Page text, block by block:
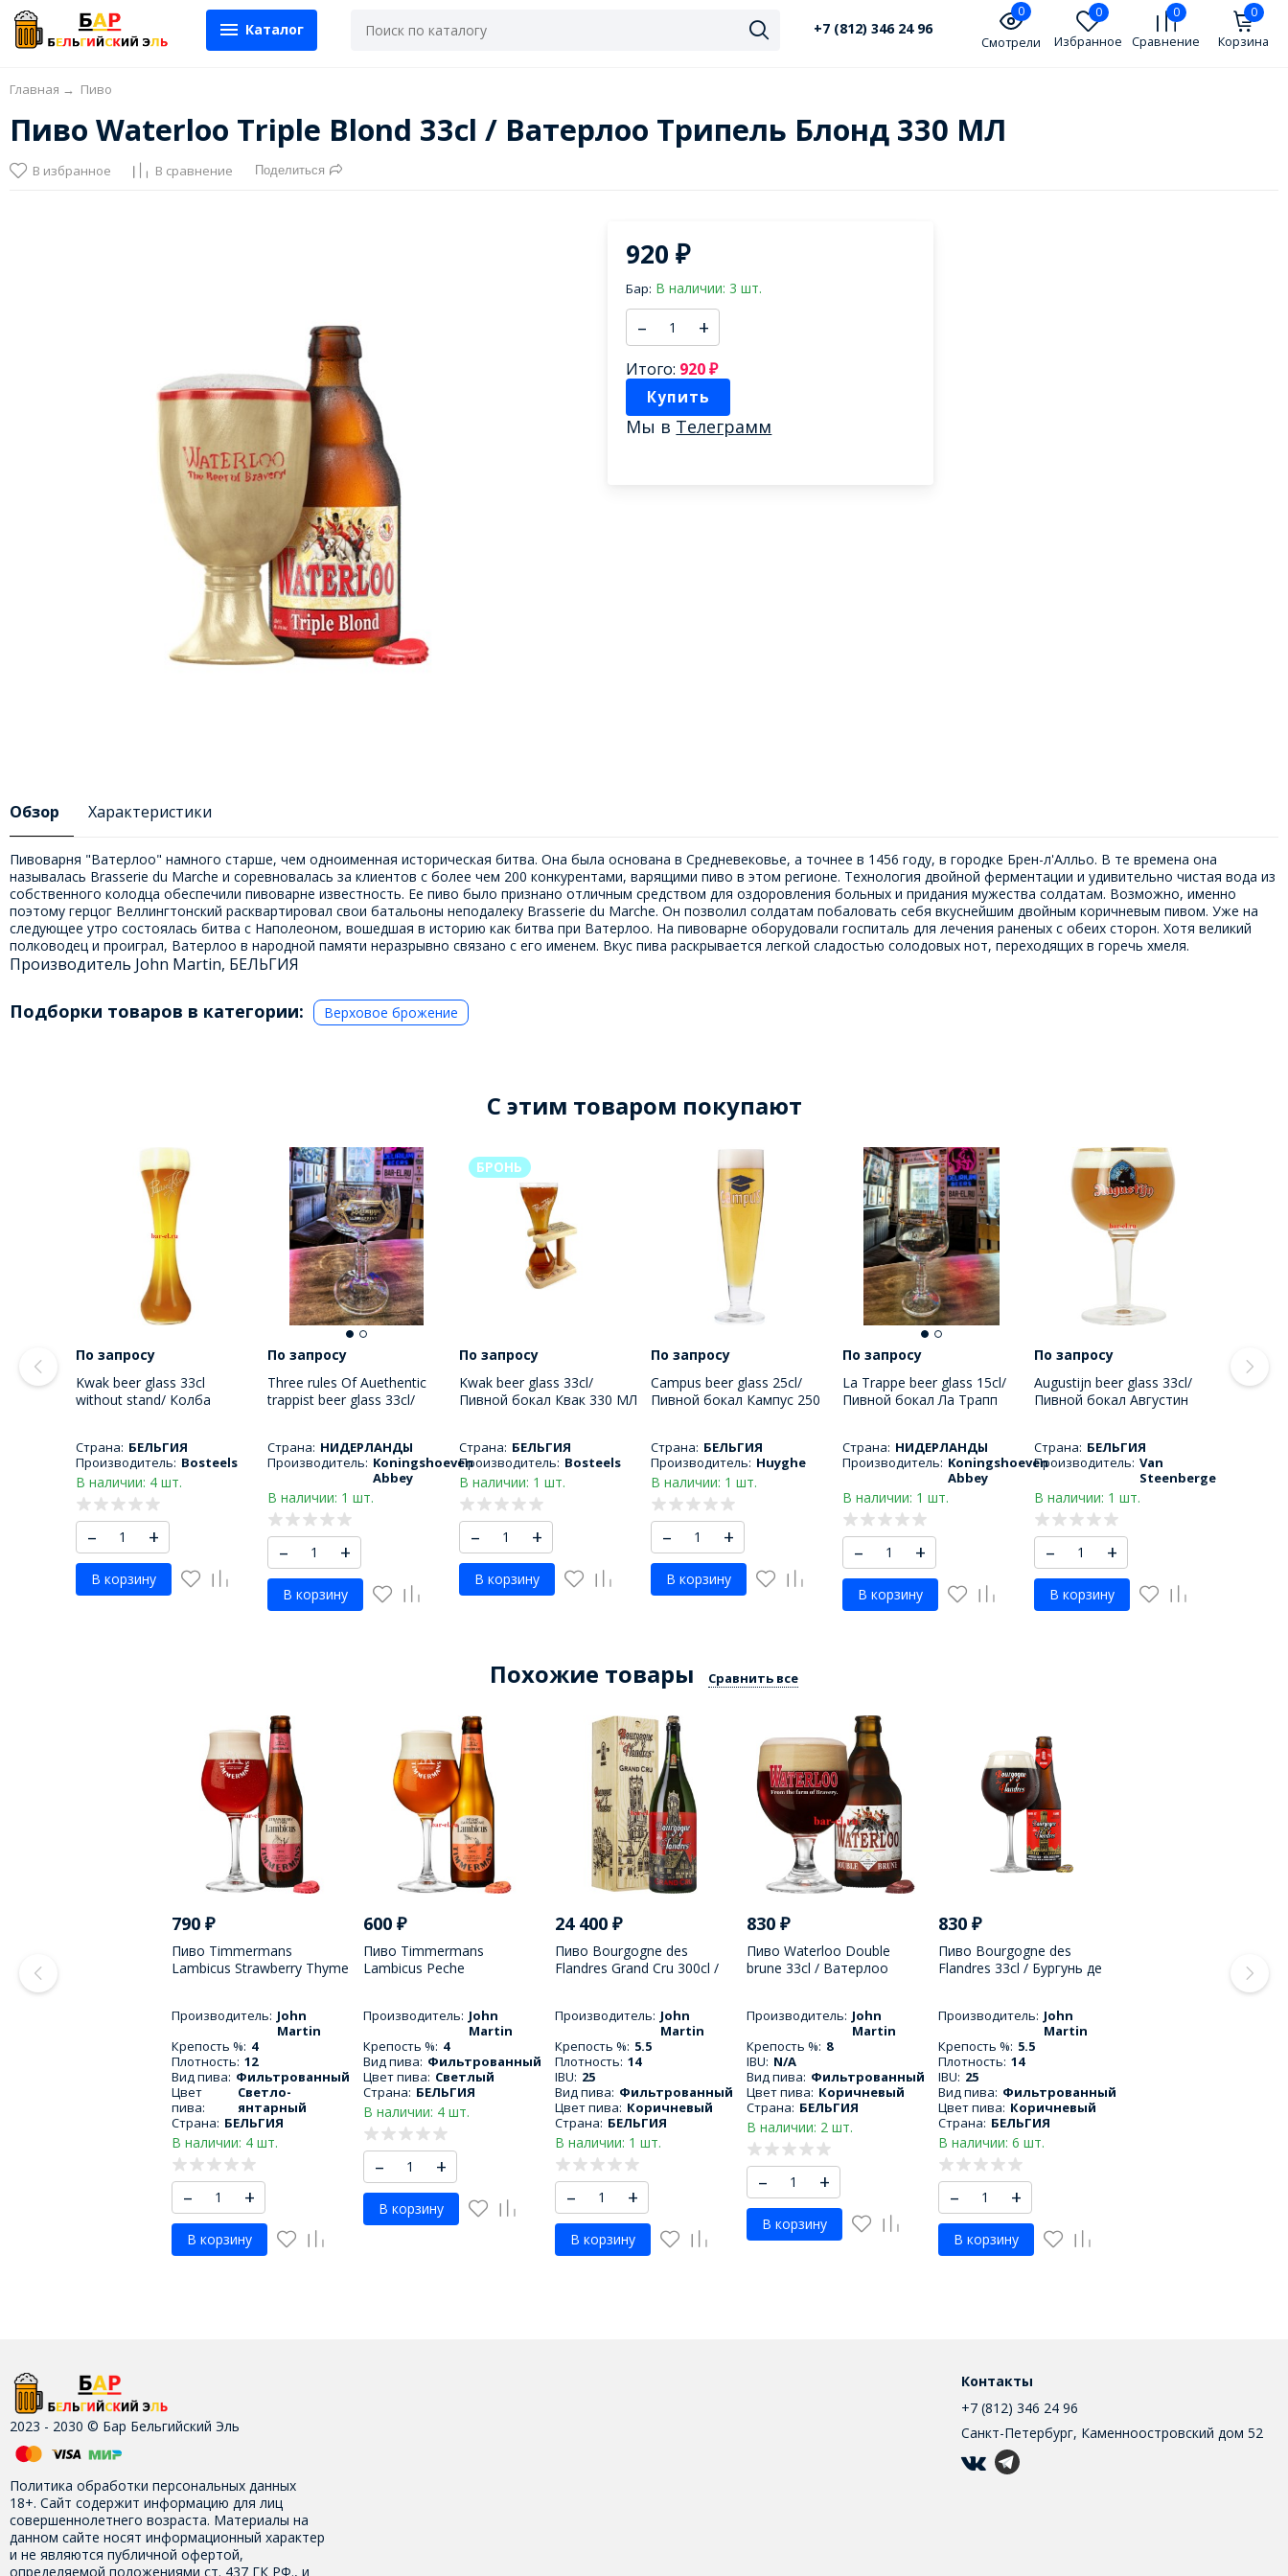
Каталог +7 (812) 346 24 96
0
Смотрели
0
Избранное
0
Сравнение
0
Корзина
Главная → Пиво
Пиво Waterloo Triple Blond 33cl / Ватерлоо Трипель Блонд 330 МЛ
В избранное В сравнение Поделиться
920₽
Бар: В наличии: 3 шт.
– +
Итого: 920₽
Купить
Мы в Телеграмм
Обзор Характеристики
Пивоварня "Ватерлоо" намного старше, чем одноименная историческая битва. Она была основана в Средневековье, а точнее в 1456 году, в городке Брен-л'Алльо. В те времена она
называлась Brasserie du Marche и соревновалась за клиентов с более чем 200 конкурентами, варящими пиво в этом регионе. Технология двойной ферментации и удивительно чистая вода из
собственного колодца обеспечили пивоварне известность. Ее пиво было признано отличным средством для оздоровления больных и придания мужества солдатам. Возможно, именно
поэтому герцог Веллингтонский расквартировал свои батальоны неподалеку Brasserie du Marche. Он позволил солдатам побаловать себя вкуснейшим двойным коричневым пивом. Уже на
следующее утро состоялась битва с Наполеоном, вошедшая в историю как битва при Ватерлоо. На пивоварне оборудовали госпиталь для лечения раненых с обеих сторон. Хотя великий
полководец и проиграл, Ватерлоо в народной памяти неразрывно связано с его именем. Вкус пива раскрывается легкой сладостью солодовых нот, переходящих в горечь хмеля.
Производитель John Martin, БЕЛЬГИЯ
Подборки товаров в категории: Верховое брожение
C этим товаром покупают
По запросу
Kwak beer glass 33cl
without stand/ Колба
Страна: БЕЛЬГИЯ
Производитель: Bosteels
В наличии: 4 шт.
– +
В корзину
По запросу
Three rules Of Auethentic
trappist beer glass 33cl/
Страна: НИДЕРЛАНДЫ
Производитель: Koningshoeven
Abbey
В наличии: 1 шт.
– +
В корзину
БРОНЬ
По запросу
Kwak beer glass 33cl/
Пивной бокал Квак 330 МЛ
Страна: БЕЛЬГИЯ
Производитель: Bosteels
В наличии: 1 шт.
– +
В корзину
По запросу
Campus beer glass 25cl/
Пивной бокал Кампус 250
Страна: БЕЛЬГИЯ
Производитель: Huyghe
В наличии: 1 шт.
– +
В корзину
По запросу
La Trappe beer glass 15cl/
Пивной бокал Ла Трапп
Страна: НИДЕРЛАНДЫ
Производитель: Koningshoeven
Abbey
В наличии: 1 шт.
– +
В корзину
По запросу
Augustijn beer glass 33cl/
Пивной бокал Августин
Страна: БЕЛЬГИЯ
Производитель: Van
Steenberge
В наличии: 1 шт.
– +
В корзину
Похожие товары Сравнить все
790 ₽
Пиво Timmermans
Lambicus Strawberry Thyme
Ламбикус 330 МЛ
Производитель: John
Martin
Крепость %: 4
Плотность: 12
Вид пива: Фильтрованный
Цвет
пива:
Светло-
янтарный
Страна: БЕЛЬГИЯ
В наличии: 4 шт.
– +
В корзину
600 ₽
Пиво Timmermans
Lambicus Peche
Кардамон 250 МЛ
Производитель: John
Martin
Крепость %: 4
Вид пива: Фильтрованный
Цвет пива: Светлый
Страна: БЕЛЬГИЯ
В наличии: 4 шт.
– +
В корзину
24 400 ₽
Пиво Bourgogne des
Flandres Grand Cru 300cl /
Производитель: John
Martin
Крепость %: 5.5
Плотность: 14
IBU: 25
Вид пива: Фильтрованный
Цвет пива: Коричневый
Страна: БЕЛЬГИЯ
В наличии: 1 шт.
– +
В корзину
830 ₽
Пиво Waterloo Double
brune 33cl / Ватерлоо
Производитель: John
Martin
Крепость %: 8
IBU: N/A
Вид пива: Фильтрованный
Цвет пива: Коричневый
Страна: БЕЛЬГИЯ
В наличии: 2 шт.
– +
В корзину
830 ₽
Пиво Bourgogne des
Flandres 33cl / Бургунь де
Производитель: John
Martin
Крепость %: 5.5
Плотность: 14
IBU: 25
Вид пива: Фильтрованный
Цвет пива: Коричневый
Страна: БЕЛЬГИЯ
В наличии: 6 шт.
– +
В корзину
2023 - 2030 © Бар Бельгийский Эль
Политика обработки персональных данных
18+. Сайт содержит информацию для лиц
совершеннолетнего возраста. Материалы на
данном сайте носят информационный характер
и не являются публичной офертой,
определяемой положениями ст. 437 ГК РФ., и
Контакты
+7 (812) 346 24 96
Санкт-Петербург, Каменноостровский дом 52